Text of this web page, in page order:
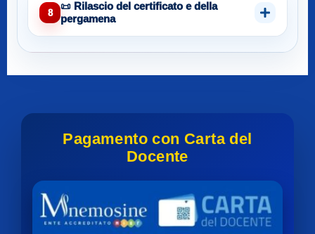
8
📜 Rilascio del certificato e della
pergamena
Pagamento con Carta del
Docente